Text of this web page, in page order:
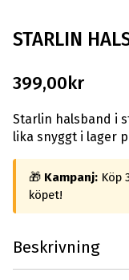
STARLIN
399,00kr
Starlin halsband i
lika snyggt i lager
🎁 Kampanj: Köp
köpet!
Beskrivning